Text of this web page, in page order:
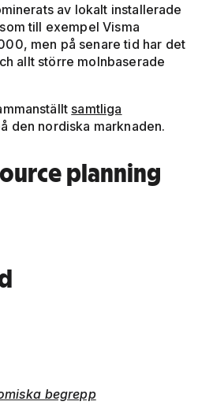
av lokalt installerade
till exempel Visma
men på senare tid har det
allt större molnbaserade
samtliga
den nordiska marknaden.
planning
begrepp